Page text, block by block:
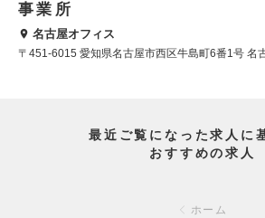
事業所
名古屋オフィス
〒451-6015 愛知県名古屋市西区牛島町6番1号 名
最近ご覧になった求人に
おすすめの求人
ホーム